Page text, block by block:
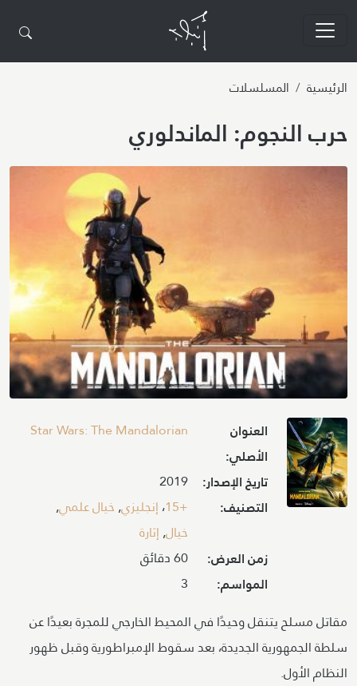
الرئيسية المسلسلات
حرب النجوم: الماندلوري
Image
العنوان
الأصلي:
Star Wars: The Mandalorian
تاريخ الإصدار: 2019
التصنيف: +15 ،إنجليزي,خيال علمي,
خيال,إثارة
زمن العرض: 60 دقائق
المواسم:
3
مقاتل مسلح يتنقل وحيدًا في المحيط الخارجي للمجرة بعيدًا عن
سلطة الجمهورية الجديدة، بعد سقوط الإمبراطورية وقبل ظهور
النظام الأول.